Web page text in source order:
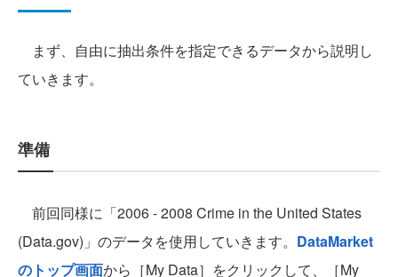
まず、自由に抽出条件を指定できるデータから説明し
ていきます。
準備
前回同様に「2006 - 2008 Crime in the United States
(Data.gov)」のデータを使用していきます。 DataMarket
のトップ画面から［My Data］をクリックして、［My